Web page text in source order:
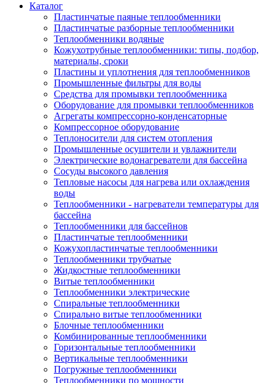
Каталог
Пластинчатые паяные теплообменники
Пластинчатые разборные теплообменники
Теплообменники водяные
Кожухотрубные теплообменники: типы, подбор,
материалы, сроки
Пластины и уплотнения для теплообменников
Промышленные фильтры для воды
Средства для промывки теплообменника
Оборудование для промывки теплообменников
Агрегаты компрессорно-конденсаторные
Компрессорное оборудование
Теплоносители для систем отопления
Промышленные осушители и увлажнители
Электрические водонагреватели для бассейна
Сосуды высокого давления
Тепловые насосы для нагрева или охлаждения
воды
Теплообменники - нагреватели температуры для
бассейна
Теплообменники для бассейнов
Пластинчатые теплообменники
Кожухопластинчатые теплообменники
Теплообменники трубчатые
Жидкостные теплообменники
Витые теплообменники
Теплообменники электрические
Спиральные теплообменники
Спирально витые теплообменники
Блочные теплообменники
Комбинированные теплообменники
Горизонтальные теплообменники
Вертикальные теплообменники
Погружные теплообменники
Теплообменники по мощности